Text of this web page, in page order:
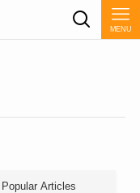
MENU
Popular Articles